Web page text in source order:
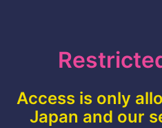
Access is only
Japan and our